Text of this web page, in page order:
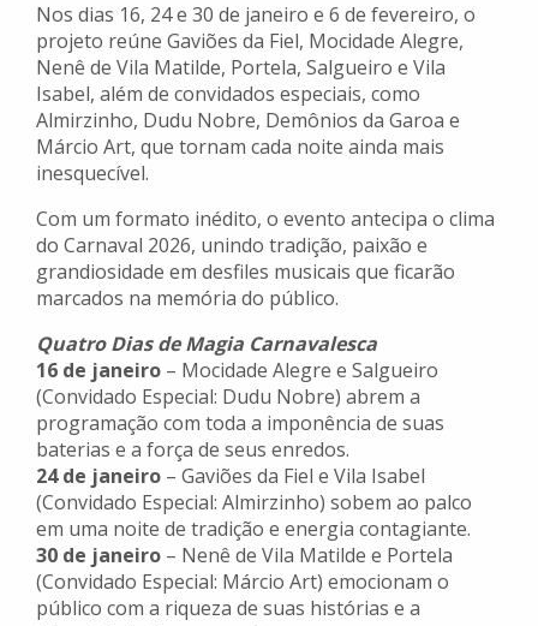
Nos dias 16, 24 e 30 de janeiro e 6 de fevereiro, o
projeto reúne Gaviões da Fiel, Mocidade Alegre,
Nenê de Vila Matilde, Portela, Salgueiro e Vila
Isabel, além de convidados especiais, como
Almirzinho, Dudu Nobre, Demônios da Garoa e
Márcio Art, que tornam cada noite ainda mais
inesquecível.
Com um formato inédito, o evento antecipa o clima
do Carnaval 2026, unindo tradição, paixão e
grandiosidade em desfiles musicais que ficarão
marcados na memória do público.
Quatro Dias de Magia Carnavalesca
16 de janeiro – Mocidade Alegre e Salgueiro
(Convidado Especial: Dudu Nobre) abrem a
programação com toda a imponência de suas
baterias e a força de seus enredos.
24 de janeiro – Gaviões da Fiel e Vila Isabel
(Convidado Especial: Almirzinho) sobem ao palco
em uma noite de tradição e energia contagiante.
30 de janeiro – Nenê de Vila Matilde e Portela
(Convidado Especial: Márcio Art) emocionam o
público com a riqueza de suas histórias e a